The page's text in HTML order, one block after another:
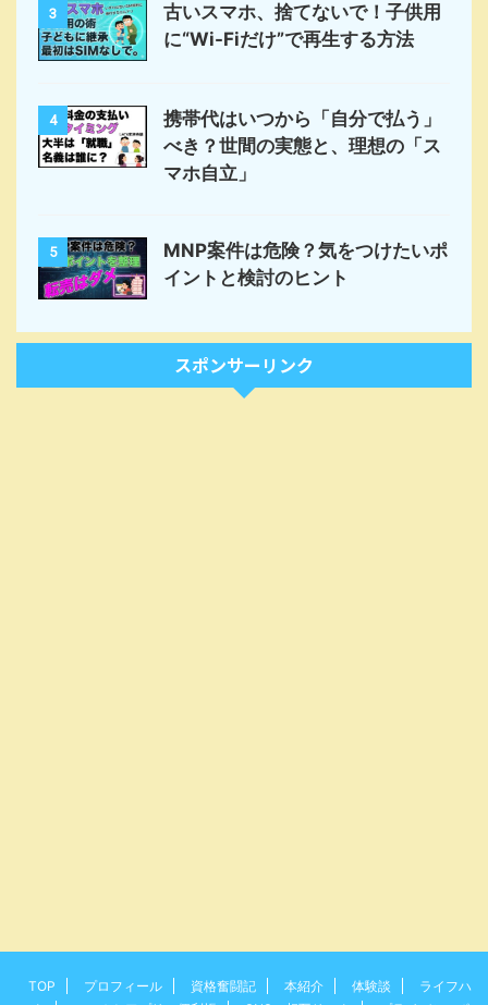
3
古いスマホ、捨てないで！子供用
に“Wi-Fiだけ”で再生する方法
4
携帯代はいつから「自分で払う」
べき？世間の実態と、理想の「ス
マホ自立」
5
MNP案件は危険？気をつけたいポ
イントと検討のヒント
スポンサーリンク
TOP プロフィール 資格奮闘記 本紹介 体験談
ライフハ